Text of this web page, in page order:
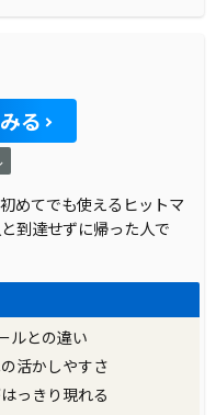
る
めてでも使えるヒットマ
到達せずに帰った人で
ルとの違い
活かしやすさ
っきり現れる